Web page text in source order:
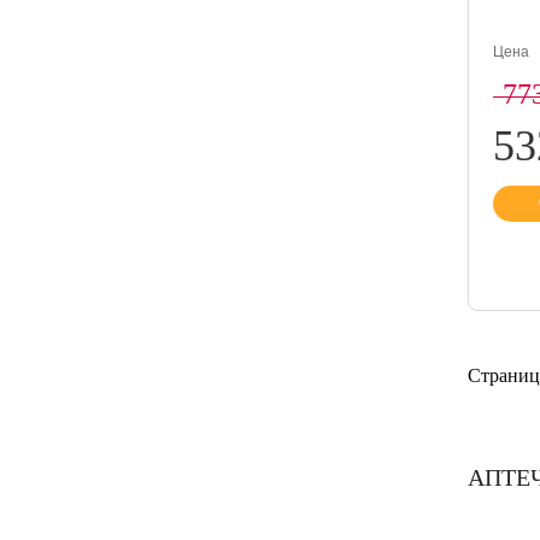
Цена